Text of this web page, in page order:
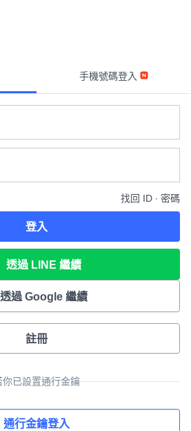
手機號碼登入
找回 ID ∙ 密碼
登入
透過 LINE 繼續
透過 Google 繼續
註冊
你已設置通行金鑰
通行金鑰登入